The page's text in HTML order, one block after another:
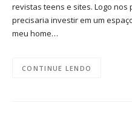
revistas teens e sites. Logo
precisaria investir em um
meu home…
CONTINUE LENDO